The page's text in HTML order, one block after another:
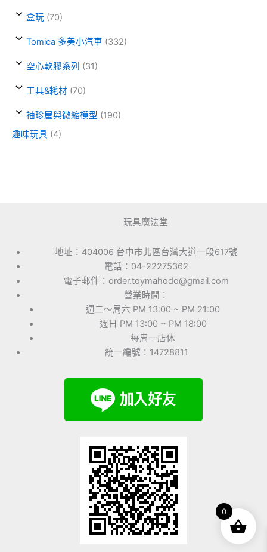
盒玩 (70)
Tomica 多美小汽車 (332)
空心軟膠系列 (31)
工具&耗材 (70)
袖珍屋與微縮模型 (190)
趣味玩具 (4)
玩具魔法堂
地址：404006 台中市北區台灣大道一段617號
電話：04-22275362
電子郵件：order.toymahodo@gmail.com
營業時間：
週二～周六 PM 13:00 ~ PM 21:00
週日 PM 13:00 ~ PM 18:00
每周一店休
統一編號：14728811
0